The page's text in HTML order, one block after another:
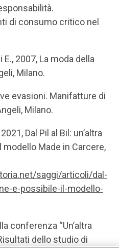
di consumo critico nel
2007, La moda della
Milano.
evasioni. Manifatture di
Milano.
Dal Pil al Bil: un’altra
Made in Carcere,
saggi/articoli/dal-
e-possibile-il-modello-
conferenza “Un’altra
dello studio di